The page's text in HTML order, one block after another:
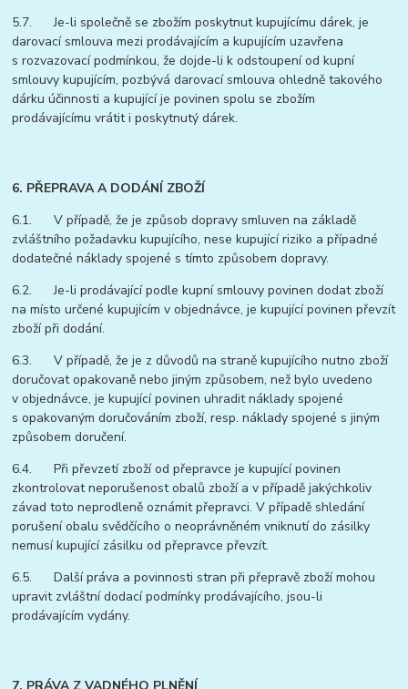
5.7. Je-li společně se zbožím poskytnut kupujícímu dárek, je
darovací smlouva mezi prodávajícím a kupujícím uzavřena
s rozvazovací podmínkou, že dojde-li k odstoupení od kupní
smlouvy kupujícím, pozbývá darovací smlouva ohledně takového
dárku účinnosti a kupující je povinen spolu se zbožím
prodávajícímu vrátit i poskytnutý dárek.
6. PŘEPRAVA A DODÁNÍ ZBOŽÍ
6.1. V případě, že je způsob dopravy smluven na základě
zvláštního požadavku kupujícího, nese kupující riziko a případné
dodatečné náklady spojené s tímto způsobem dopravy.
6.2. Je-li prodávající podle kupní smlouvy povinen dodat zboží
na místo určené kupujícím v objednávce, je kupující povinen převzít
zboží při dodání.
6.3. V případě, že je z důvodů na straně kupujícího nutno zboží
doručovat opakovaně nebo jiným způsobem, než bylo uvedeno
v objednávce, je kupující povinen uhradit náklady spojené
s opakovaným doručováním zboží, resp. náklady spojené s jiným
způsobem doručení.
6.4. Při převzetí zboží od přepravce je kupující povinen
zkontrolovat neporušenost obalů zboží a v případě jakýchkoliv
závad toto neprodleně oznámit přepravci. V případě shledání
porušení obalu svědčícího o neoprávněném vniknutí do zásilky
nemusí kupující zásilku od přepravce převzít.
6.5. Další práva a povinnosti stran při přepravě zboží mohou
upravit zvláštní dodací podmínky prodávajícího, jsou-li
prodávajícím vydány.
7. PRÁVA Z VADNÉHO PLNĚNÍ